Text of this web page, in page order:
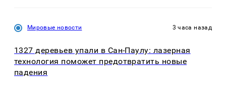
Мировые новости 3 часа назад
1327 деревьев упали в Сан-Паулу: лазерная
технология поможет предотвратить новые
падения